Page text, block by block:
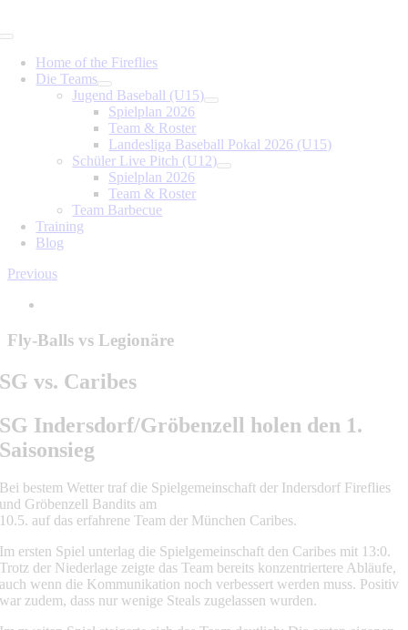
to
Toggle
NavigationHome of the Fireflies
Die Teams
Jugend Baseball (U15)
Spielplan 2026
Team & Roster
Landesliga Baseball Pokal 2026 (U15)
Schüler Live Pitch (U12)
Spielplan 2026
Team & Roster
Team Barbecue
Training
Blog
Previous
Image
Fly-Balls vs Legionäre
SG vs. Caribes
SG Indersdorf/Gröbenzell holen den 1.
Saisonsieg
Bei bestem Wetter traf die Spielgemeinschaft der Indersdorf Fireflies
und Gröbenzell Bandits am
10.5. auf das erfahrene Team der München Caribes.
Im ersten Spiel unterlag die Spielgemeinschaft den Caribes mit 13:0.
Trotz der Niederlage zeigte das Team bereits konzentriertere Abläufe,
auch wenn die Kommunikation noch verbessert werden muss. Positiv
war zudem, dass nur wenige Steals zugelassen wurden.